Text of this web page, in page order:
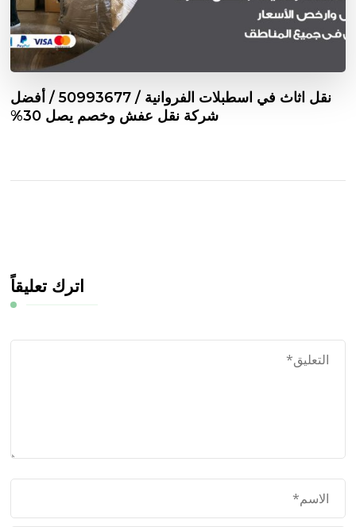
نقل اثاث في اسطبلات الفروانية / 50993677 / أفضل
شركة نقل عفش وخصم يصل 30%
اترك تعليقاً